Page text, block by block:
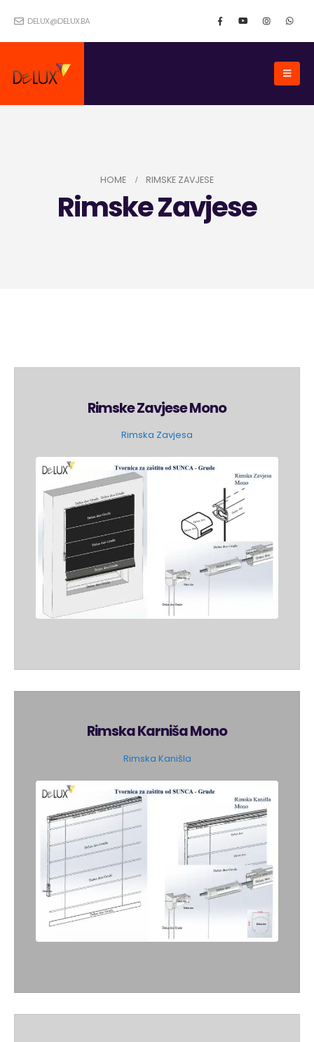
DELUX@DELUX.BA
HOME RIMSKE ZAVJESE
Rimske Zavjese
Rimske Zavjese Mono
Rimska Zavjesa
Rimska Karniša Mono
Rimska Kanišla